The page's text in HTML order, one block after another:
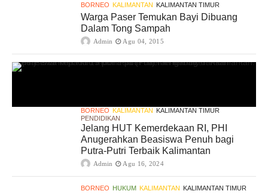
BORNEO KALIMANTAN KALIMANTAN TIMUR
Warga Paser Temukan Bayi Dibuang
Dalam Tong Sampah
Admin Agu 04, 2015
BORNEO KALIMANTAN KALIMANTAN TIMUR
PENDIDIKAN
Jelang HUT Kemerdekaan RI, PHI
Anugerahkan Beasiswa Penuh bagi
Putra-Putri Terbaik Kalimantan
Admin Agu 16, 2024
BORNEO HUKUM KALIMANTAN KALIMANTAN TIMUR